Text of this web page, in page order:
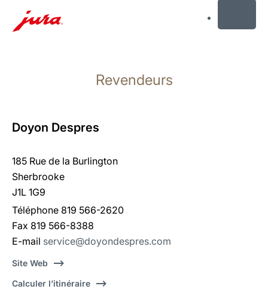
recherche
Revendeurs
Doyon Despres
185 Rue de la Burlington
Sherbrooke
J1L 1G9
Téléphone 819 566-2620
Fax 819 566-8388
E-mail service@doyondespres.com
Site Web
Calculer l’itinéraire